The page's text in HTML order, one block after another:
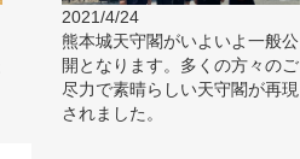
2021/4/24
熊本城天守閣がいよいよ一般公
開となります。多くの方々のご
尽力で素晴らしい天守閣が再現
されました。